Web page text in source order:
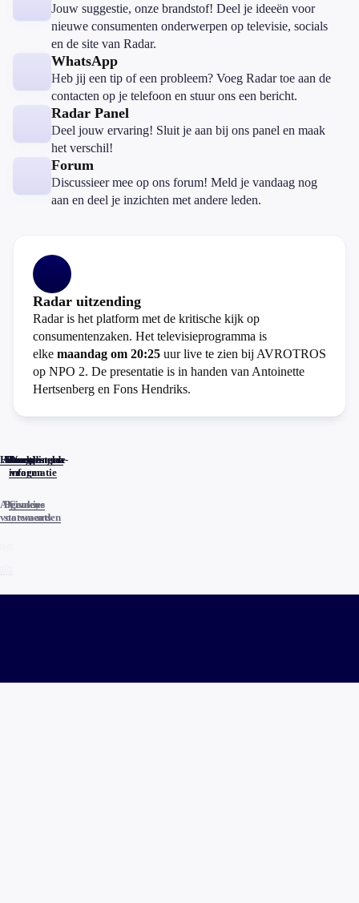
Jouw suggestie, onze brandstof! Deel je ideeën voor
nieuwe consumenten onderwerpen op televisie, socials
en de site van Radar.
WhatsApp
Heb jij een tip of een probleem? Voeg Radar toe aan de
contacten op je telefoon en stuur ons een bericht.
Radar Panel
Deel jouw ervaring! Sluit je aan bij ons panel en maak
het verschil!
Forum
Discussieer mee op ons forum! Meld je vandaag nog
aan en deel je inzichten met andere leden.
Radar uitzending
Radar is het platform met de kritische kijk op
consumentenzaken. Het televisieprogramma is
elke maandag om 20:25 uur live te zien bij AVROTROS
op NPO 2. De presentatie is in handen van Antoinette
Hertsenberg en Fons Hendriks.
Home
Actueel
Uitzendingen
Reacties
Programma-
informatie
Veelgestelde
vragen
Algemene
voorwaarden
Privacy
statements
Cookies